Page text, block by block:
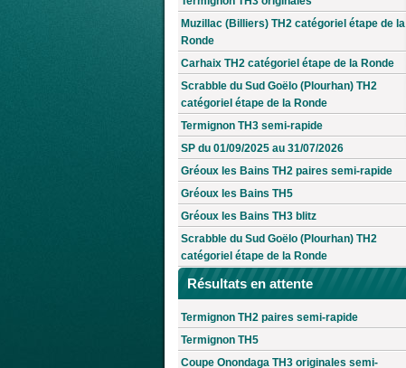
Muzillac (Billiers) TH2 catégoriel étape de la
Ronde
Carhaix TH2 catégoriel étape de la Ronde
Scrabble du Sud Goëlo (Plourhan) TH2
catégoriel étape de la Ronde
Termignon TH3 semi-rapide
SP du 01/09/2025 au 31/07/2026
Gréoux les Bains TH2 paires semi-rapide
Gréoux les Bains TH5
Gréoux les Bains TH3 blitz
Scrabble du Sud Goëlo (Plourhan) TH2
catégoriel étape de la Ronde
Résultats en attente
Termignon TH2 paires semi-rapide
Termignon TH5
Coupe Onondaga TH3 originales semi-